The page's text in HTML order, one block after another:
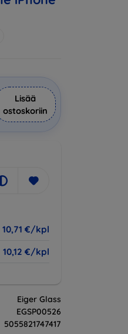
Lisää
ostoskoriin
10,71 €/kpl
10,12 €/kpl
Eiger Glass
EGSP00526
5055821747417